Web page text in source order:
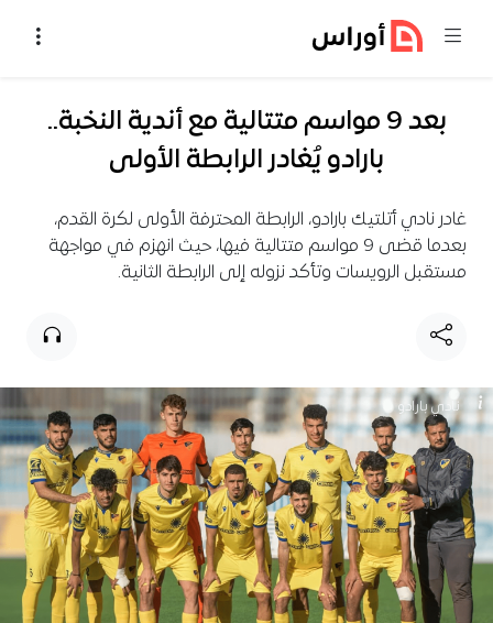
بعد 9 مواسم متتالية مع أندية النخبة..
بارادو يُغادر الرابطة الأولى
غادر نادي أتلتيك بارادو، الرابطة المحترفة الأولى لكرة القدم،
بعدما قضى 9 مواسم متتالية فيها، حيث انهزم في مواجهة
مستقبل الرويسات وتأكد نزوله إلى الرابطة الثانية.
نادي بارادو